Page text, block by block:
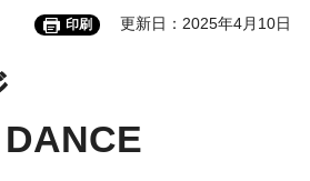
印刷 更新日：2025年4月10日